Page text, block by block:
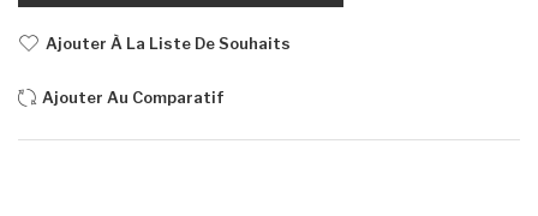
Ajouter À La Liste De Souhaits
Ajouter Au Comparatif